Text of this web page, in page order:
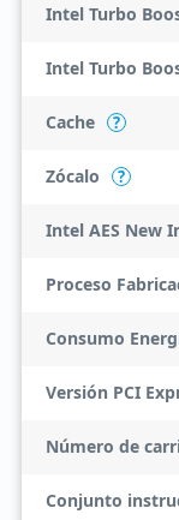
Cache ?
Zócalo ?
Proceso
Consumo
Versión PCI